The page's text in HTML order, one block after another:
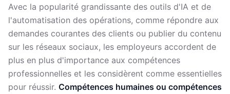
Avec la popularité grandissante des outils d'IA et de
l'automatisation des opérations, comme répondre aux
demandes courantes des clients ou publier du contenu
sur les réseaux sociaux, les employeurs accordent de
plus en plus d'importance aux compétences
professionnelles et les considèrent comme essentielles
pour réussir. Compétences humaines ou compétences